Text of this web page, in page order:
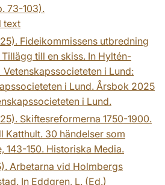
73-103).
text
Fideikommissens utbredning
till en skiss. In Hyltén-
Vetenskapssocieteten i Lund:
i Lund. Årsbok 2025
i Lund.
Skiftesreformerna 1750-1900.
Katthult. 30 händelser som
143-150. Historiska Media.
Arbetarna vid Holmbergs
In Eddgren, L. (Ed.)